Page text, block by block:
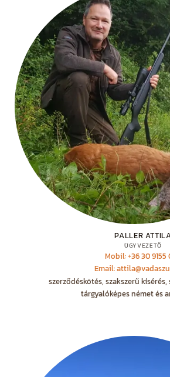
PALLER
ÜGYVEZETŐ
Mobil: +36 30 9155
Email:
szerződéskötés, szakszerű
tárgyalóképes német és